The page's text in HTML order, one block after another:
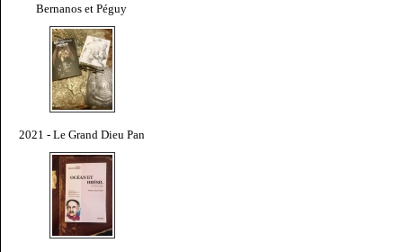
Bernanos et Péguy
2021 - Le Grand Dieu Pan